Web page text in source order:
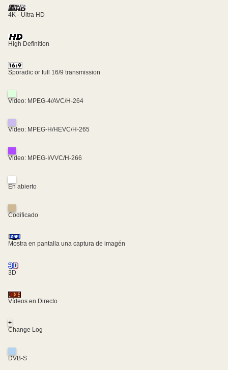
4K - Ultra HD
High Definition
Sporadic or full 16/9 transmission
Video: MPEG-4/AVC/H-264
Video: MPEG-H/HEVC/H-265
Video: MPEG-I/VVC/H-266
En abierto
Codificado
Mostra en pantalla una captura de imagén
3D
Vídeos en Directo
+
Change Log
DVB-S